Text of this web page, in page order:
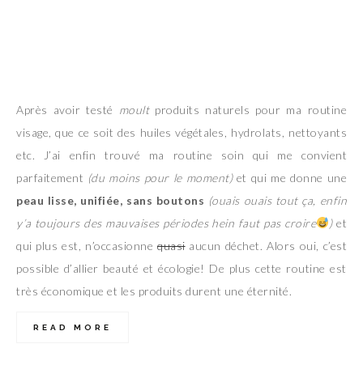
Après avoir testé moultproduits naturels pour ma routine
visage, que ce soit des huiles végétales, hydrolats, nettoyants
etc. J’ai enfin trouvé ma routine soin qui me convient
parfaitement (du moins pour le moment)et qui me donne une
peau lisse, unifiée, sans boutons (ouais ouais tout ça, enfin
y’a toujours des mauvaises périodes hein faut pas croire
)et
qui plus est, n’occasionnequasiaucun déchet. Alors oui, c’est
possible d’allier beauté et écologie! De plus cette routine est
très économique et les produits durent une éternité.
READ MORE